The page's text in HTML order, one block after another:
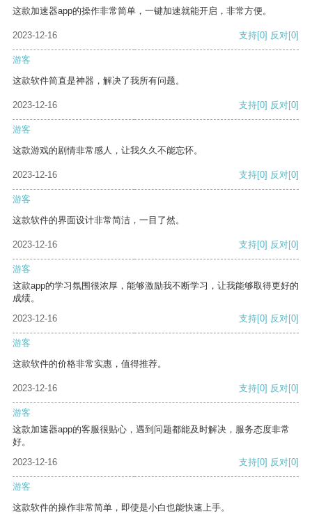
这款加速器app的操作非常简单，一键加速就能开启，非常方便。
2023-12-16 支持[0] 反对[0]
游客
这款软件简直是神器，解决了我所有问题。
2023-12-16 支持[0] 反对[0]
游客
这款游戏的剧情非常感人，让我久久不能忘怀。
2023-12-16 支持[0] 反对[0]
游客
这款软件的界面设计非常简洁，一目了然。
2023-12-16 支持[0] 反对[0]
游客
这款app的学习氛围很浓厚，能够激励我不断学习，让我能够取得更好的
成绩。
2023-12-16
支持[0] 反对[0]
游客
这款软件的价格非常实惠，值得推荐。
2023-12-16 支持[0] 反对[0]
游客
这款加速器app的客服很贴心，遇到问题都能及时解决，服务态度非常
好。
2023-12-16
支持[0] 反对[0]
游客
这款软件的操作非常简单，即使是小白也能快速上手。